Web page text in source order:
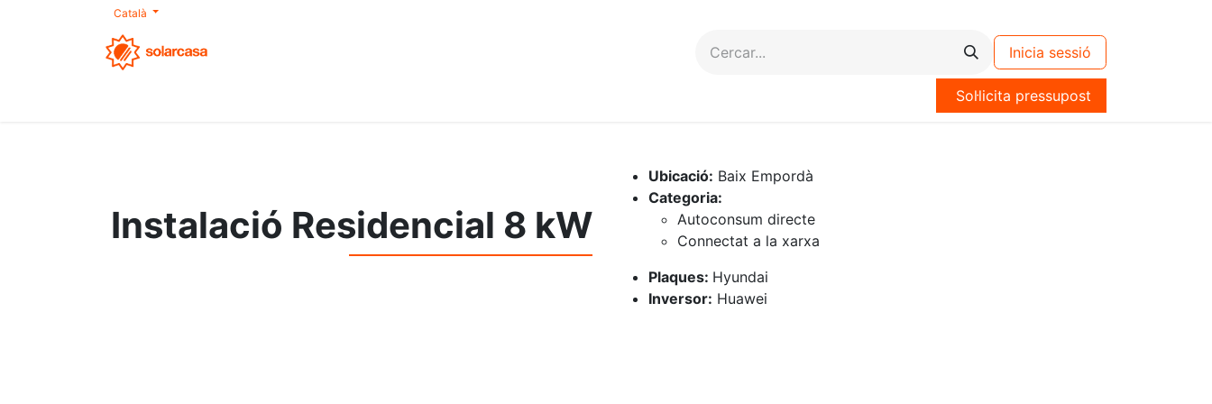
Català
Inicia sessió
Sol·licita pressupost
Instalació Residencial 8 kW
Ubicació: Baix Empordà
Categoria:
Autoconsum directe
Connectat a la xarxa
Plaques: Hyundai
Inversor: Huawei